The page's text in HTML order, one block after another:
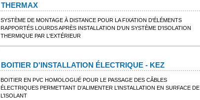
THERMAX
SYSTÈME DE MONTAGE À DISTANCE POUR LA FIXATION D'ÉLÉMENTS
RAPPORTÉS LOURDS APRÈS INSTALLATION D'UN SYSTÈME D'ISOLATION
THERMIQUE PAR L'EXTÉRIEUR
BOITIER D'INSTALLATION ÉLECTRIQUE - KEZ
BOITIER EN PVC HOMOLOGUÉ POUR LE PASSAGE DES CÂBLES
ÉLECTRIQUES PERMETTANT D’ALIMENTER L’INSTALLATION EN SURFACE DE
L’ISOLANT